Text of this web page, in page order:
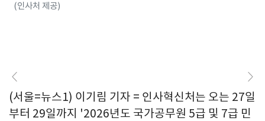
(인사처 제공)
(서울=뉴스1) 이기림 기자 = 인사혁신처는 오는 27일
부터 29일까지 '2026년도 국가공무원 5급 및 7급 민